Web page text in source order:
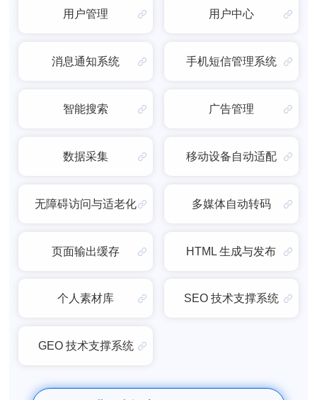
用户管理 用户中心
消息通知系统 手机短信管理系统
智能搜索 广告管理
数据采集 移动设备自动适配
无障碍访问与适老化 多媒体自动转码
页面输出缓存 HTML 生成与发布
个人素材库 SEO 技术支撑系统
GEO 技术支撑系统